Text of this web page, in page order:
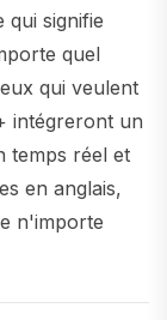
qui signifie
quel
qui veulent
intégreront un
temps réel et
en anglais,
n'importe